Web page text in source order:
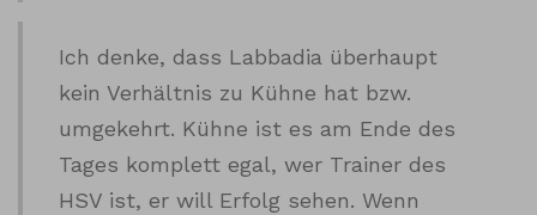
Ich denke, dass Labbadia überhaupt
kein Verhältnis zu Kühne hat bzw.
umgekehrt. Kühne ist es am Ende des
Tages komplett egal, wer Trainer des
HSV ist, er will Erfolg sehen. Wenn